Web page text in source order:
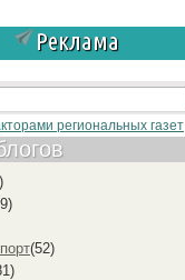
Реклама
региональных газет
(52)